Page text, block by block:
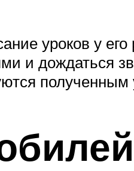
уроков у его
и дождаться